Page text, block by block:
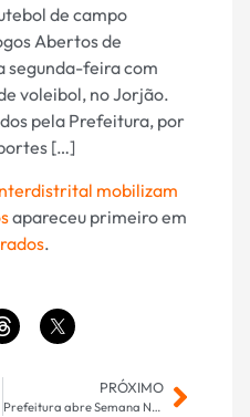
de campo
Abertos de
segunda-feira com
voleibol, no Jorjão.
pela Prefeitura, por
[…]
mobilizam
apareceu primeiro em
.
PRÓXIMO
Prefeitura abre Semana Nacional do Trânsito com foco na educação de crianças